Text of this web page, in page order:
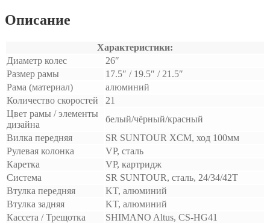
Описание
Характеристики:
Диаметр колес
26″
Размер рамы
17.5″ / 19.5″ / 21.5″
Рама (материал)
алюминий
Количество скоростей
21
Цвет рамы / элементы
дизайна
белый/чёрный/красный
Вилка передняя
SR SUNTOUR XCM, ход 100мм
Рулевая колонка
VP, сталь
Каретка
VP, картридж
Система
SR SUNTOUR, сталь, 24/34/42T
Втулка передняя
KT, алюминий
Втулка задняя
KT, алюминий
Кассета / Трещотка
SHIMANO Altus, CS-HG41